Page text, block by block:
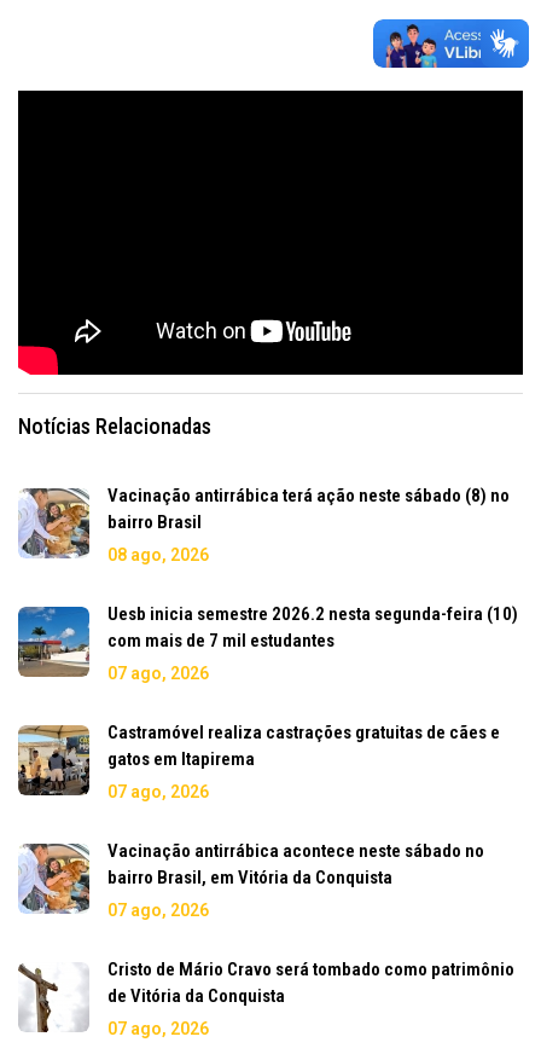
Notícias Relacionadas
Vacinação antirrábica terá ação neste sábado (8) no
bairro Brasil
08 ago, 2026
Uesb inicia semestre 2026.2 nesta segunda-feira (10)
com mais de 7 mil estudantes
07 ago, 2026
Castramóvel realiza castrações gratuitas de cães e
gatos em Itapirema
07 ago, 2026
Vacinação antirrábica acontece neste sábado no
bairro Brasil, em Vitória da Conquista
07 ago, 2026
Cristo de Mário Cravo será tombado como patrimônio
de Vitória da Conquista
07 ago, 2026